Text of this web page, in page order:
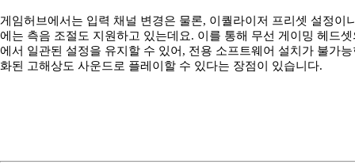
게임허브에서는 입력 채널 변경은 물론, 이퀄라이저 프리셋 설정
에는 측음 조절도 지원하고 있는데요. 이를 통해 무선 게이밍 헤드
에서 일관된 설정을 유지할 수 있어, 전용 소프트웨어 설치가 불가
화된 고해상도 사운드로 플레이할 수 있다는 장점이 있습니다.